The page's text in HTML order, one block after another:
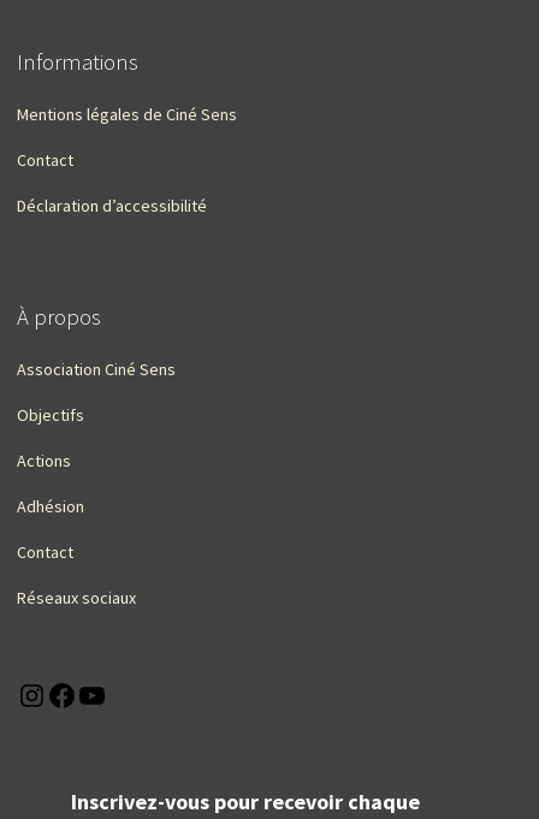
Informations
Mentions légales de Ciné Sens
Contact
Déclaration d’accessibilité
À propos
Association Ciné Sens
Objectifs
Actions
Adhésion
Contact
Réseaux sociaux
Instagram
Facebook
Inscrivez-vous pour recevoir chaque